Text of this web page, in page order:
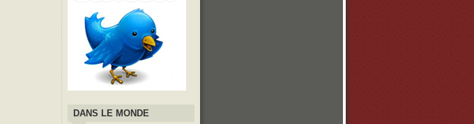
DANS LE MONDE